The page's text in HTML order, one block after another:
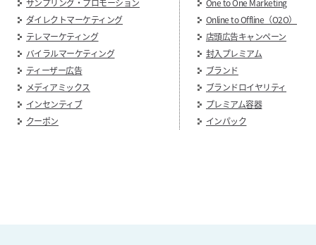
サンプリング・プロモーション
ダイレクトマーケティング
テレマーケティング
バイラルマーケティング
ティーザー広告
メディアミックス
インセンティブ
クーポン
One to One Marketing
Online to Offline（O2O）
店頭広告キャンペーン
封入プレミアム
ブランド
ブランドロイヤリティ
プレミアム容器
インパック